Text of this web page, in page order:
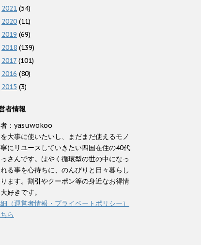
2021 (54)
2020 (11)
2019 (69)
2018 (139)
2017 (101)
2016 (80)
2015 (3)
者情報
：yasuwokoo
大事に使いたいし、まだまだ使えるモノ
にリユースしていきたい四国在住の40代
さんです。はやく循環型の世の中になっ
る事を心待ちに、のんびりと日々暮らし
ます。割引やクーポン等の身近なお得情
好きです。
（運営者情報・プライベートポリシー）
ら